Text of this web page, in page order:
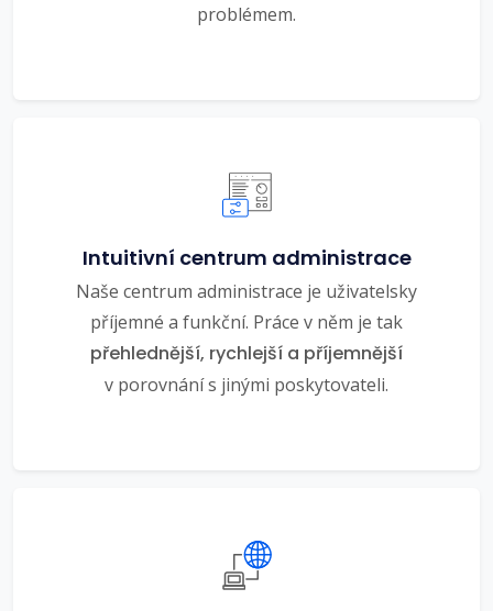
problémem.
Intuitivní centrum administrace
Naše centrum administrace je uživatelsky
příjemné a funkční. Práce v něm je tak
přehlednější, rychlejší a příjemnější
v porovnání s jinými poskytovateli.